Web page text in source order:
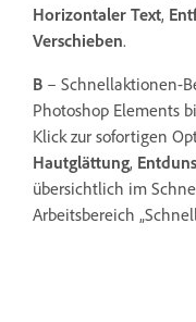
Horizontaler Text,
Verschieben.
B – Schnellaktionen-
Photoshop Elements
Klick zur sofortigen
Hautglättung,
übersichtlich im
Arbeitsbereich